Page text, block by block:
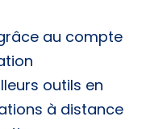
au compte
outils en
à distance